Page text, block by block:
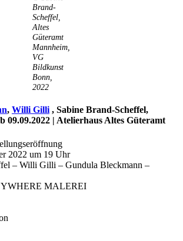
Uli Rothfuss
Brand-
Scheffel,
Altes
Güteramt
Mannheim,
VG
Bildkunst
Bonn,
2022
, Willi Gilli , Sabine Brand-Scheffel,
09.09.2022 | Atelierhaus Altes Güteramt
2022 um 19 Uhr
– Willi Gilli – Gundula Bleckmann –
MALEREI